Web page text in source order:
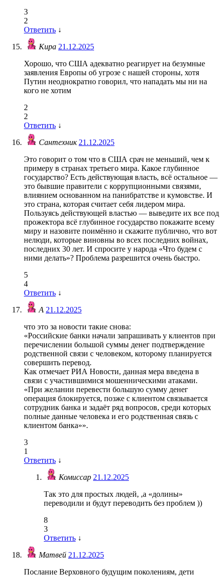
3
2
Ответить ↓
Кира 21.12.2025
Хорошо, что США адекватно реагирует на безумные
заявления Европы об угрозе с нашей стороны, хотя
Путин неоднократно говорил, что нападать мы ни на
кого не хотим
2
2
Ответить ↓
Сантехник21.12.2025
Это говорит о том что в США срач не меньший, чем к
примеру в странах третьего мира. Какое глубинное
государство? Есть действующая власть, всё остальное —
это бывшие правители с коррупционными связями,
влиянием основанном на панибратстве и кумовстве. И
это страна, которая считает себя лидером мира.
Пользуясь действующей властью — выведите их все под
прожектора всё глубинное государство покажите всему
миру и назовите поимённо и скажите публично, что вот
нелюди, которые виновны во всех последних войнах,
последних 30 лет. И спросите у народа «Что будем с
ними делать»? Проблема разрешится очень быстро.
5
4
Ответить ↓
А 21.12.2025
что это за новости такие снова:
«Российские банки начали запрашивать у клиентов при
перечислении большой суммы денег подтверждение
родственной связи с человеком, которому планируется
совершить перевод.
Как отмечает РИА Новости, данная мера введена в
связи с участившимися мошенническими атаками.
«При желании перевести большую сумму денег
операция блокируется, позже с клиентом связывается
сотрудник банка и задаёт ряд вопросов, среди которых
полные данные человека и его родственная связь с
клиентом банка»».
3
1
Ответить ↓
Комиссар 21.12.2025
Так это для простых людей, ,а «долины»
переводили и будут переводить без проблем ))
8
3
Ответить ↓
Матвей 21.12.2025
Послание Верховного будущим поколениям, дети